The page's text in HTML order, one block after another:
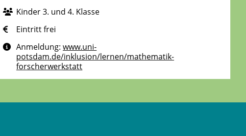
Kinder 3. und 4. Klasse
Eintritt frei
Anmeldung:www.uni-
potsdam.de/inklusion/lernen/mathematik-
forscherwerkstatt